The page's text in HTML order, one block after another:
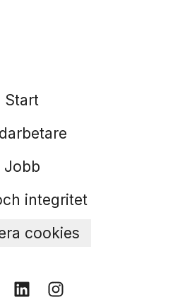
Start
Jobb
integritet
cookies